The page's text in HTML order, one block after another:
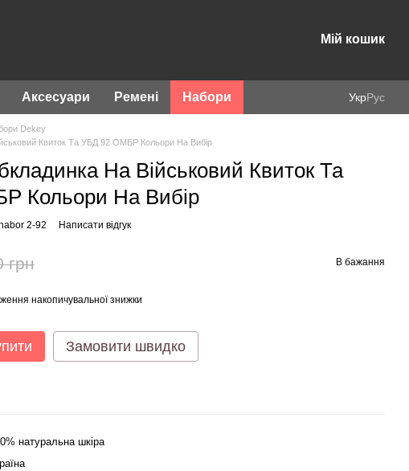
Мій кошик
Аксесуари Ремені Набори УкрРус
Dekey
Квиток Та УБД 92 ОМБР Кольори На Вибір
На Військовий Квиток Та
Кольори На Вибір
2-92 Написати відгук
грн В бажання
накопичувальної знижки
Замовити швидко
натуральна шкіра